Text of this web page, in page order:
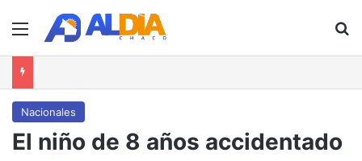
Menú
Nacionales
El niño de 8 años accidentado